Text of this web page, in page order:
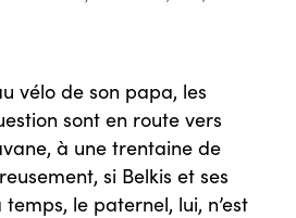
vélo de son papa, les
sont en route vers
à une trentaine de
si Belkis et ses
le paternel, lui, n’est